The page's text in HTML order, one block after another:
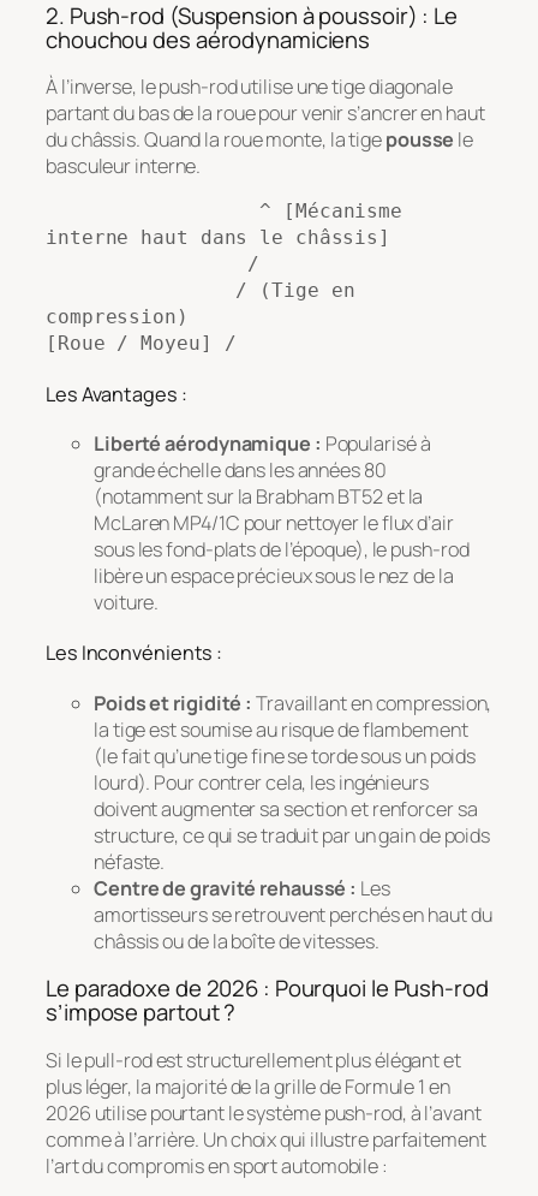
2. Push-rod (Suspension à poussoir) : Le
chouchou des aérodynamiciens
À l’inverse, le push-rod utilise une tige diagonale
partant du bas de la roue pour venir s’ancrer en haut
du châssis. Quand la roue monte, la tigepousse le
basculeur interne.
interne haut dans le châssis]
compression)
Les Avantages :
Liberté aérodynamique : Popularisé à
grande échelle dans les années 80
(notamment sur la Brabham BT52 et la
McLaren MP4/1C pour nettoyer le flux d’air
sous les fond-plats de l’époque), le push-rod
libère un espace précieux sous le nez de la
voiture.
Les Inconvénients :
Poids et rigidité : Travaillant en compression,
la tige est soumise au risque de flambement
(le fait qu’une tige fine se torde sous un poids
lourd). Pour contrer cela, les ingénieurs
doivent augmenter sa section et renforcer sa
structure, ce qui se traduit par un gain de poids
néfaste.
Centre de gravité rehaussé : Les
amortisseurs se retrouvent perchés en haut du
châssis ou de la boîte de vitesses.
Le paradoxe de 2026 : Pourquoi le Push-rod
s’impose partout ?
Si le pull-rod est structurellement plus élégant et
plus léger, la majorité de la grille de Formule 1 en
2026 utilise pourtant le système push-rod, à l’avant
comme à l’arrière. Un choix qui illustre parfaitement
l’art du compromis en sport automobile :